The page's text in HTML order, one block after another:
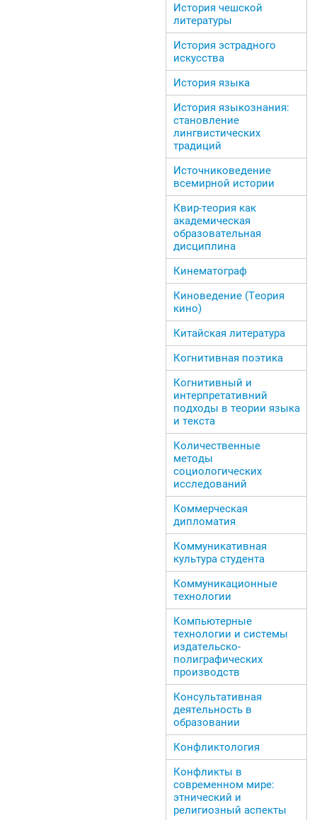
История чешской
литературы
История эстрадного
искусства
История языка
История языкознания:
становление
лингвистических
традиций
Источниковедение
всемирной истории
Квир-теория как
академическая
образовательная
дисциплина
Кинематограф
Киноведение (Теория
кино)
Китайская литература
Когнитивная поэтика
Когнитивный и
интерпретативний
подходы в теории языка
и текста
Количественные
методы
социологических
исследований
Коммерческая
дипломатия
Коммуникативная
культура студента
Коммуникационные
технологии
Компьютерные
технологии и системы
издательско-
полиграфических
производств
Консультативная
деятельность в
образовании
Конфликтология
Конфликты в
современном мире:
этнический и
религиозный аспекты